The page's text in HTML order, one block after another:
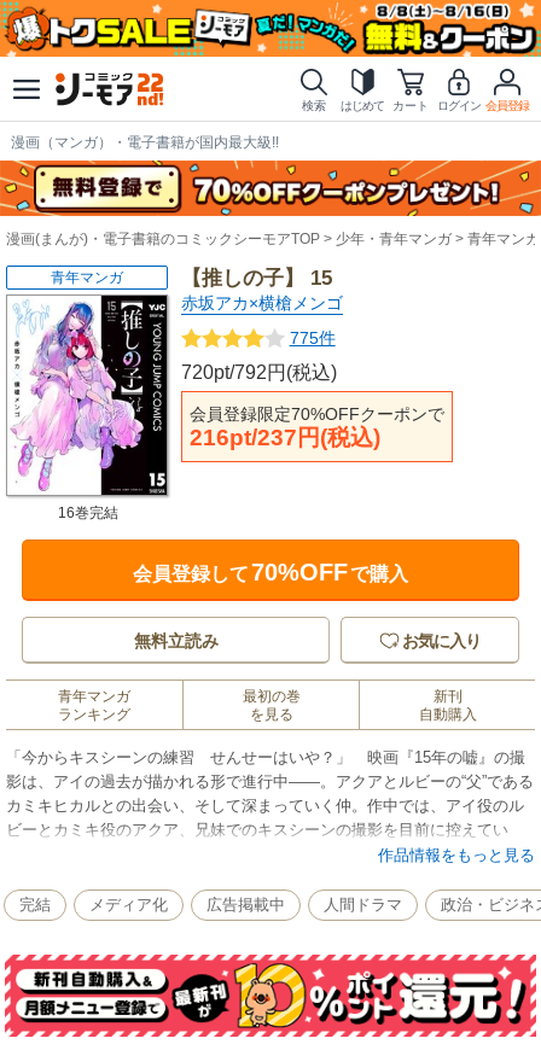
検索 はじめて カート ログイン 会員登録
漫画（マンガ）・電子書籍が国内最大級!!
漫画(まんが)・電子書籍のコミックシーモアTOP 少年・青年マンガ 青年マンガ
【推しの子】 15
赤坂アカ×横槍メンゴ
775件
720pt/792円(税込)
会員登録限定70%OFFクーポンで
216pt/237円(税込)
青年マンガ
16巻完結
会員登録して70%OFFで購入
無料立読み お気に入り
青年マンガ
ランキング
最初の巻
を見る
新刊
自動購入
「今からキスシーンの練習 せんせーはいや？」 映画『15年の嘘』の撮
影は、アイの過去が描かれる形で進行中――。アクアとルビーの“父”である
カミキヒカルとの出会い、そして深まっていく仲。作中では、アイ役のル
ビーとカミキ役のアクア、兄妹でのキスシーンの撮影を目前に控えてい
た!? 有馬かな、黒川あかねら自身を想う仲間たちの気持ちを受けつつ
作品情報をもっと見る
完結 メディア化 広告掲載中 人間ドラマ 政治・ビジネ